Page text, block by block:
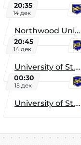
20:35
14 дек
Northwood University
20:45
14 дек
University of St. Thomas
00:30
15 дек
University of St. Thomas